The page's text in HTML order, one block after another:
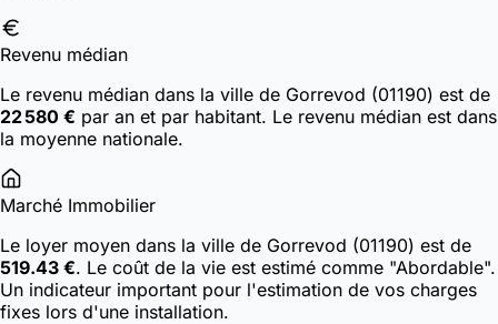
Revenu médian
Le revenu médian dans la ville de Gorrevod (01190) est de
22 580 € par an et par habitant. Le revenu médian est dans
la moyenne nationale.
Marché Immobilier
Le loyer moyen dans la ville de Gorrevod (01190) est de
519.43 €. Le coût de la vie est estimé comme "Abordable".
Un indicateur important pour l'estimation de vos charges
fixes lors d'une installation.